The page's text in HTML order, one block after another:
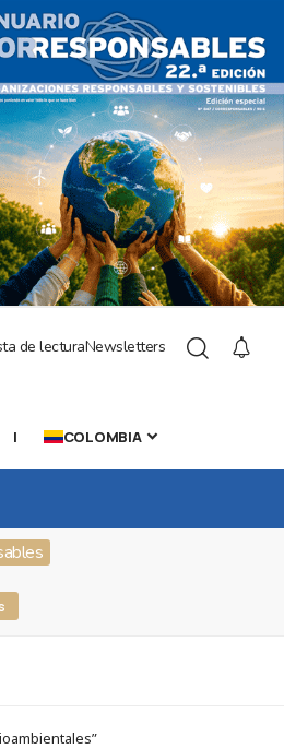
de lecturaNewsletters
| COLOMBIA